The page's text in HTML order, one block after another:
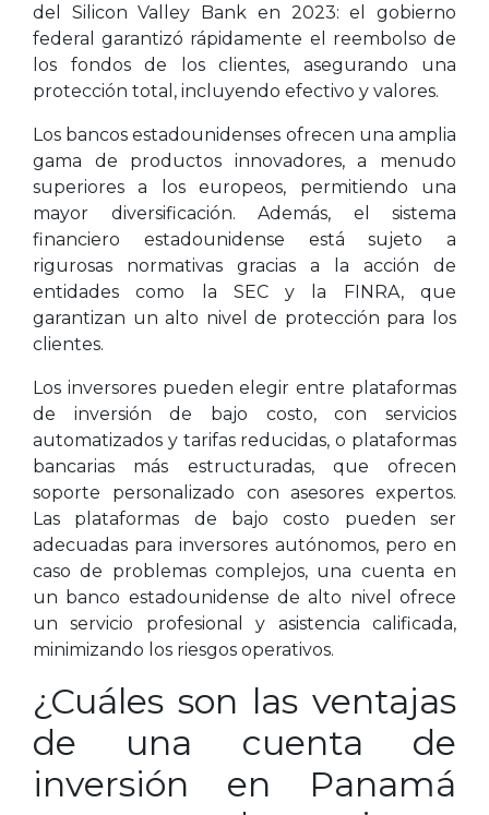
del Silicon Valley Bank en 2023: el gobierno
federal garantizó rápidamente el reembolso de
los fondos de los clientes, asegurando una
protección total, incluyendo efectivo y valores.
Los bancos estadounidenses ofrecen una amplia
gama de productos innovadores, a menudo
superiores a los europeos, permitiendo una
mayor diversificación. Además, el sistema
financiero estadounidense está sujeto a
rigurosas normativas gracias a la acción de
entidades como la SEC y la FINRA, que
garantizan un alto nivel de protección para los
clientes.
Los inversores pueden elegir entre plataformas
de inversión de bajo costo, con servicios
automatizados y tarifas reducidas, o plataformas
bancarias más estructuradas, que ofrecen
soporte personalizado con asesores expertos.
Las plataformas de bajo costo pueden ser
adecuadas para inversores autónomos, pero en
caso de problemas complejos, una cuenta en
un banco estadounidense de alto nivel ofrece
un servicio profesional y asistencia calificada,
minimizando los riesgos operativos.
¿Cuáles son las ventajas
de una cuenta de
inversión en Panamá